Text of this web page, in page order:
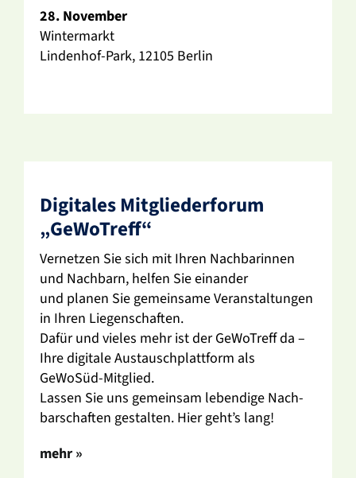
28. November
Winter­markt
Lindenhof-Park, 12105 Berlin
Digi­tales Mitglie­der­forum
„GeWo­Treff“
Vernetzen Sie sich mit Ihren Nach­ba­rinnen
und Nach­barn, helfen Sie einander
und planen Sie gemein­same Veran­stal­tungen
in Ihren Liegen­schaften.
Dafür und vieles mehr ist der GeWo­Treff da –
Ihre digi­tale Austausch­platt­form als
GeWoSüd-Mitglied.
Lassen Sie uns gemeinsam leben­dige Nach­
bar­schaften gestalten. Hier geht’s lang!
mehr »